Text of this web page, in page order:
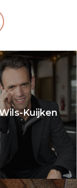
Kuijken